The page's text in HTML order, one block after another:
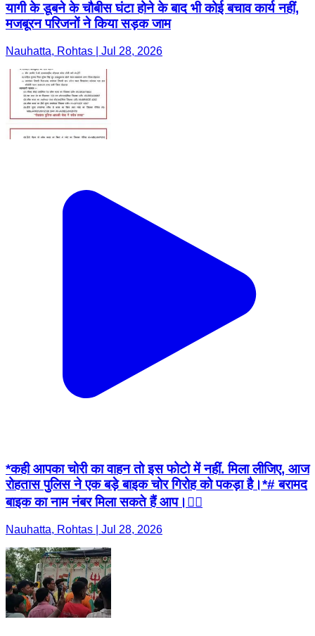
यागी के डूबने के चौबीस घंटा होने के बाद भी कोई बचाव कार्य नहीं,
मजबूरन परिजनों ने किया सड़क जाम
Nauhatta, Rohtas | Jul 28, 2026
*कही आपका चोरी का वाहन तो इस फोटो में नहीं. मिला लीजिए, आज
रोहतास पुलिस ने एक बड़े बाइक चोर गिरोह को पकड़ा है।*# बरामद
बाइक का नाम नंबर मिला सकते हैं आप।👆🏼
Nauhatta, Rohtas | Jul 28, 2026